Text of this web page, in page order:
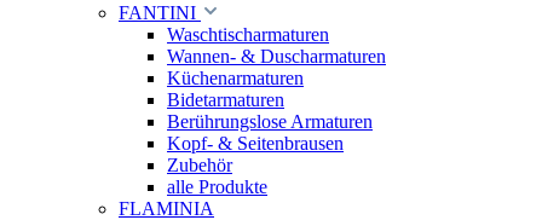
FANTINI
Waschtischarmaturen
Wannen- & Duscharmaturen
Küchenarmaturen
Bidetarmaturen
Berührungslose Armaturen
Kopf- & Seitenbrausen
Zubehör
alle Produkte
FLAMINIA